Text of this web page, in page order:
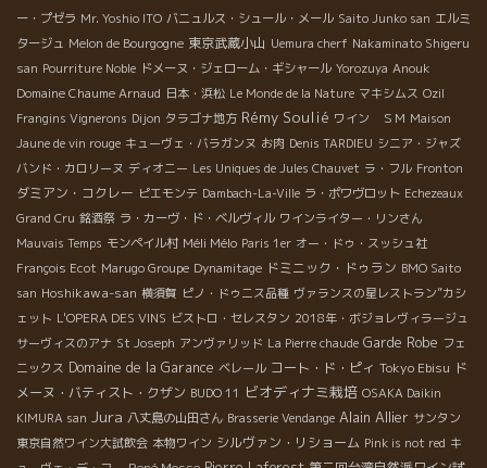
ー・プゼラ Mr. Yoshio ITO バニュルス・シュール・メール Saito Junko san エルミ
タージュ Melon de Bourgogne 東京武蔵小山 Uemura cherf Nakaminato Shigeru
san Pourriture Noble ドメーヌ・ジェローム・ギシャール Yorozuya Anouk
Domaine Chaume Arnaud 日本・浜松 Le Monde de la Nature マキシムス Ozil
Frangins Vignerons Dijon タラゴナ地方 Rémy Soulié ワイン ＳＭ Maison
Jaune de vin rouge キューヴェ・バラガンヌ お肉 Denis TARDIEU シニア・ジャズ
バンド・カロリーヌ ディオニー Les Uniques de Jules Chauvet ラ・フル Fronton
ダミアン・コクレー ピエモンテ Dambach-La-Ville ラ・ポワヴロット Echezeaux
Grand Cru 銘酒祭 ラ・カーヴ・ド・ベルヴィル ワインライター・リンさん
Mauvais Temps モンペイル村 Méli Mélo Paris 1er オー・ドゥ・スッシュ社
François Ecot Marugo Groupe Dynamitage ドミニック・ドゥラン BMO Saito
san Hoshikawa-san 横須賀 ピノ・ドゥニス品種 ヴァランスの星レストラン”カシ
ェット L'OPERA DES VINS ビストロ・セレスタン 2018年・ボジョレヴィラージュ
サーヴィスのアナ St Joseph アンヴァリッド La Pierre chaude Garde Robe フェ
ニックス Domaine de la Garance ベレール コート・ド・ピィ Tokyo Ebisu ド
メーヌ・バティスト・クザン BUDO 11 ビオディナミ栽培 OSAKA Daikin
KIMURA san Jura 八丈島の山田さん Brasserie Vendange Alain Allier サンタン
東京自然ワイン大試飲会 本物ワイン シルヴァン・リショーム Pink is not red キ